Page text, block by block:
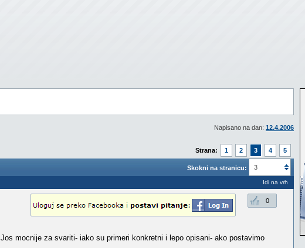
Napisano na dan: 12.4.2006
Strana: 1 2 3 4 5
Skokni na stranicu: 3
Idi na vrh
0
Jos mocnije za svariti- iako su primeri konkretni i lepo opisani- ako postavimo